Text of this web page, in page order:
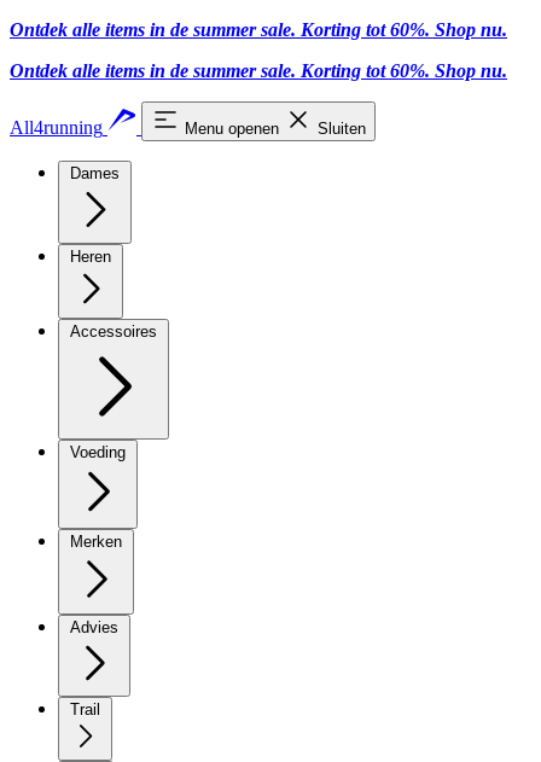
Ontdek alle items in de summer sale. Korting tot 60%. Shop nu.
Ontdek alle items in de summer sale. Korting tot 60%. Shop nu.
All4running Menu openen Sluiten
Dames
Heren
Accessoires
Voeding
Merken
Advies
Trail